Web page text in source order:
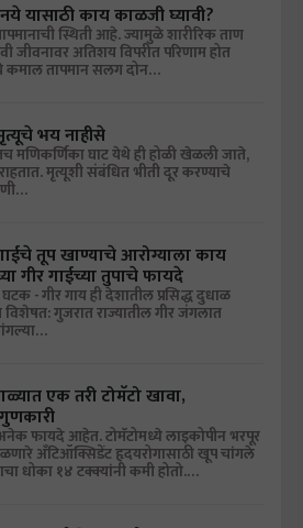
यासाठी काय काळजी घ्यावी?
स्थिती आहे. ज्यामुळे शारीरिक ताण
जीवनावर अतिशय विपरीत परिणाम होत
कमाल तापमान सलग दोन…
भय नाहीसे
मणिकर्णिका घाट येथे ही होळी खेळली जाते,
मृत्यूशी संबंधित भीती दूर करण्याचे
तूप खाण्याचे आरोग्याला काय
गीर गाईच्या तुपाचे फायदे
- गीर गाय ही देशातील प्रसिद्ध दुधाळ
गुजरात राज्यातील गीर जंगलात
एक तरी टोमॅटो खावा,
फायदे आहेत. टोमॅटोमध्ये लाइकोपीन भरपूर
अँटिऑक्सिडेंट हृदयरोगासाठी खूप चांगले
धोका १४ टक्क्यांनी कमी होतो.…